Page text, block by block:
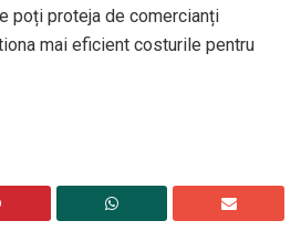
poți proteja de comercianți
mai eficient costurile pentru